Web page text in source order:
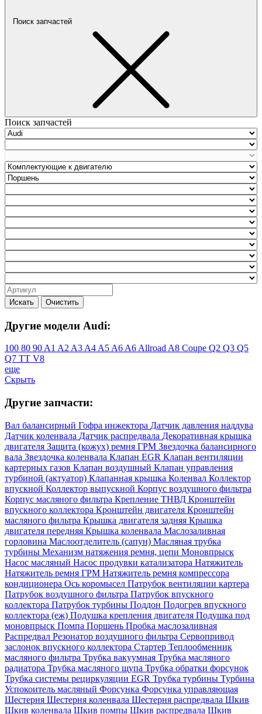
Поиск запчастей
Поиск запчастей
Искать Очистить
Другие модели Audi:
100 80 90 A1 A2 A3 A4 A5 A6 A6 Allroad A8 Coupe Q2 Q3 Q5
Q7 TT V8
еще
Скрыть
Другие запчасти:
Вал балансирный Гофра инжектора Датчик давления наддува
Датчик коленвала Датчик распредвала Декоративная крышка
двигателя Защита (кожух) ремня ГРМ Звездочка балансирного
вала Звездочка коленвала Клапан EGR Клапан вентиляции
картерных газов Клапан воздушный Клапан управления
турбиной (актуатор) Клапанная крышка Коленвал Коллектор
впускной Коллектор выпускной Корпус воздушного фильтра
Корпус масляного фильтра Крепление ТНВД Кронштейн
впускного коллектора Кронштейн двигателя Кронштейн
масляного фильтра Крышка двигателя задняя Крышка
двигателя передняя Крышка коленвала Маслозаливная
горловина Маслоотделитель (сапун) Масляная трубка
турбины Механизм натяжения ремня, цепи Моновпрыск
Насос масляный Насос продувки катализатора Натяжитель
Натяжитель ремня ГРМ Натяжитель ремня компрессора
кондиционера Ось коромысел Патрубок вентиляции картера
Патрубок воздушного фильтра Патрубок впускного
коллектора Патрубок турбины Поддон Подогрев впускного
коллектора (еж) Подушка крепления двигателя Подушка под
моновпрыск Помпа Поршень Пробка маслозаливная
Распредвал Резонатор воздушного фильтра Сервопривод
заслонок впускного коллектора Стартер Теплообменник
масляного фильтра Трубка вакуумная Трубка масляного
радиатора Трубка масляного щупа Трубка обратки форсунок
Трубка системы рециркуляции EGR Трубка турбины Турбина
Успокоитель масляный Форсунка Форсунка управляющая
Шестерня Шестерня коленвала Шестерня распредвала Шкив
Шкив коленвала Шкив помпы Шкив распредвала Шкив